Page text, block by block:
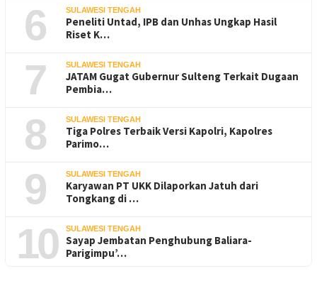
6 SULAWESI TENGAH
Peneliti Untad, IPB dan Unhas Ungkap Hasil
Riset K…
7 SULAWESI TENGAH
JATAM Gugat Gubernur Sulteng Terkait Dugaan
Pembia…
8 SULAWESI TENGAH
Tiga Polres Terbaik Versi Kapolri, Kapolres
Parimo…
9 SULAWESI TENGAH
Karyawan PT UKK Dilaporkan Jatuh dari
Tongkang di …
10 SULAWESI TENGAH
Sayap Jembatan Penghubung Baliara-
Parigimpu’…